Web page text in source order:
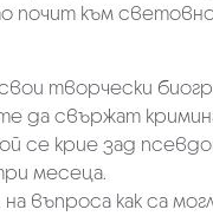
почит към
творчески
да свържат
се крие зад
месеца.
въпроса как са